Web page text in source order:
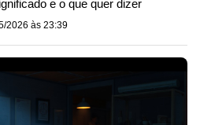
e o que quer dizer
2026 às 23:39